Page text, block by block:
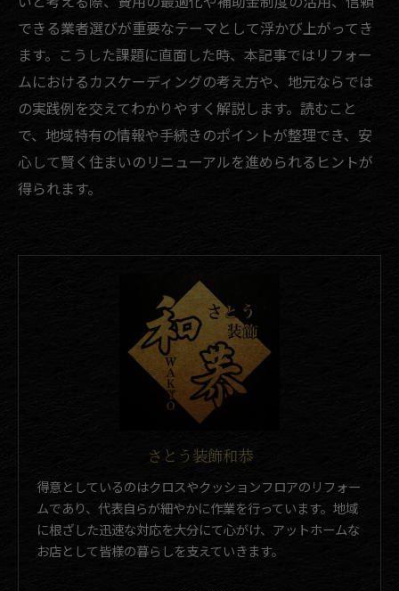
できる業者選びが重要なテーマとして浮かび上がってき
ます。こうした課題に直面した時、本記事ではリフォー
ムにおけるカスケーディングの考え方や、地元ならでは
の実践例を交えてわかりやすく解説します。読むこと
で、地域特有の情報や手続きのポイントが整理でき、安
心して賢く住まいのリニューアルを進められるヒントが
得られます。
さとう装飾和恭
得意としているのはクロスやクッションフロアのリフォー
ムであり、代表自らが細やかに作業を行っています。地域
に根ざした迅速な対応を大分にて心がけ、アットホームな
お店として皆様の暮らしを支えていきます。